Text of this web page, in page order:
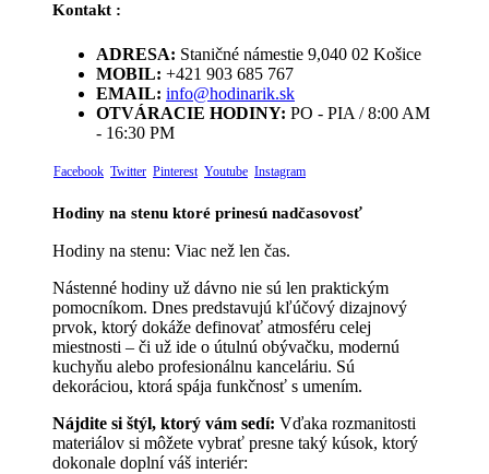
Kontakt :
ADRESA: Staničné námestie 9,040 02 Košice
MOBIL: +421 903 685 767
EMAIL: info@hodinarik.sk
OTVÁRACIE HODINY: PO - PIA / 8:00 AM
- 16:30 PM
Facebook Twitter Pinterest Youtube Instagram
Hodiny na stenu ktoré prinesú nadčasovosť
Hodiny na stenu: Viac než len čas.
Nástenné hodiny už dávno nie sú len praktickým
pomocníkom. Dnes predstavujú kľúčový dizajnový
prvok, ktorý dokáže definovať atmosféru celej
miestnosti – či už ide o útulnú obývačku, modernú
kuchyňu alebo profesionálnu kanceláriu. Sú
dekoráciou, ktorá spája funkčnosť s umením.
Nájdite si štýl, ktorý vám sedí: Vďaka rozmanitosti
materiálov si môžete vybrať presne taký kúsok, ktorý
dokonale doplní váš interiér: